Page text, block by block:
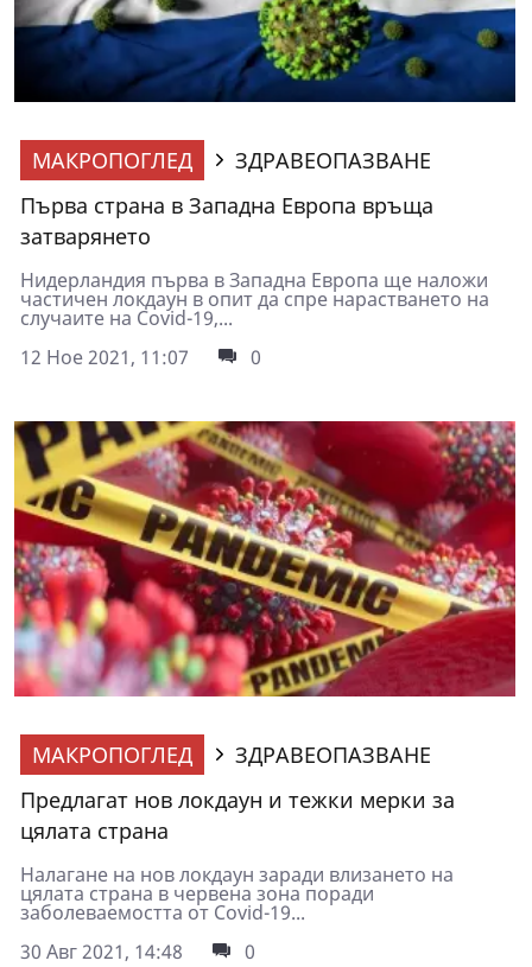
МАКРОПОГЛЕД
ЗДРАВЕОПАЗВАНЕ
Първа страна в Западна Европа връща
затварянето
Нидерландия първа в Западна Европа ще наложи
частичен локдаун в опит да спре нарастването на
случаите нa Covid-19,...
12 Ное 2021, 11:07
0
МАКРОПОГЛЕД
ЗДРАВЕОПАЗВАНЕ
Предлагат нов локдаун и тежки мерки за
цялата страна
Налагане на нов локдаун заради влизането на
цялата страна в червена зона поради
заболеваемостта от Covid-19...
30 Авг 2021, 14:48
0